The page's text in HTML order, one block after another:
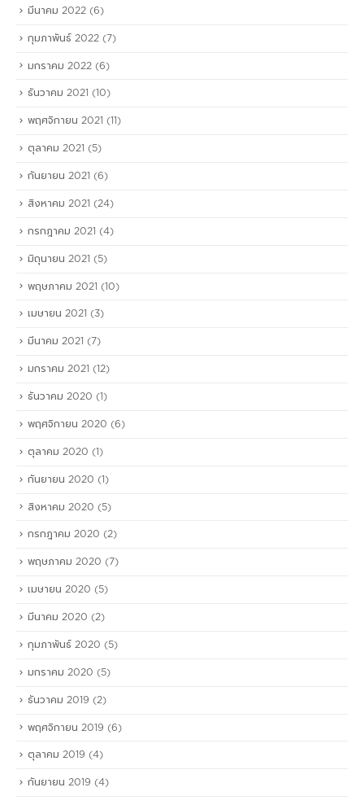
มีนาคม 2022 (6)
กุมภาพันธ์ 2022 (7)
มกราคม 2022 (6)
ธันวาคม 2021 (10)
พฤศจิกายน 2021 (11)
ตุลาคม 2021 (5)
กันยายน 2021 (6)
สิงหาคม 2021 (24)
กรกฎาคม 2021 (4)
มิถุนายน 2021 (5)
พฤษภาคม 2021 (10)
เมษายน 2021 (3)
มีนาคม 2021 (7)
มกราคม 2021 (12)
ธันวาคม 2020 (1)
พฤศจิกายน 2020 (6)
ตุลาคม 2020 (1)
กันยายน 2020 (1)
สิงหาคม 2020 (5)
กรกฎาคม 2020 (2)
พฤษภาคม 2020 (7)
เมษายน 2020 (5)
มีนาคม 2020 (2)
กุมภาพันธ์ 2020 (5)
มกราคม 2020 (5)
ธันวาคม 2019 (2)
พฤศจิกายน 2019 (6)
ตุลาคม 2019 (4)
กันยายน 2019 (4)